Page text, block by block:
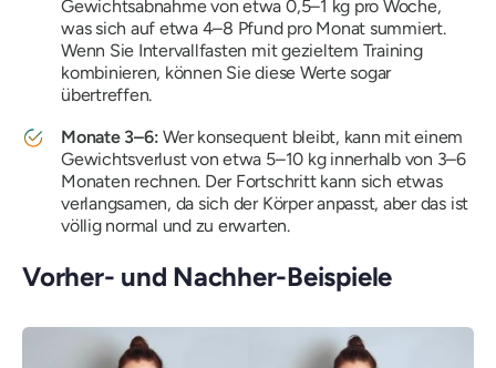
Gewichtsabnahme von etwa 0,5–1 kg pro Woche,
was sich auf etwa 4–8 Pfund pro Monat summiert.
Wenn Sie Intervallfasten mit gezieltem Training
kombinieren, können Sie diese Werte sogar
übertreffen.
Monate 3–6: Wer konsequent bleibt, kann mit einem
Gewichtsverlust von etwa 5–10 kg innerhalb von 3–6
Monaten rechnen. Der Fortschritt kann sich etwas
verlangsamen, da sich der Körper anpasst, aber das ist
völlig normal und zu erwarten.
Vorher- und Nachher-Beispiele